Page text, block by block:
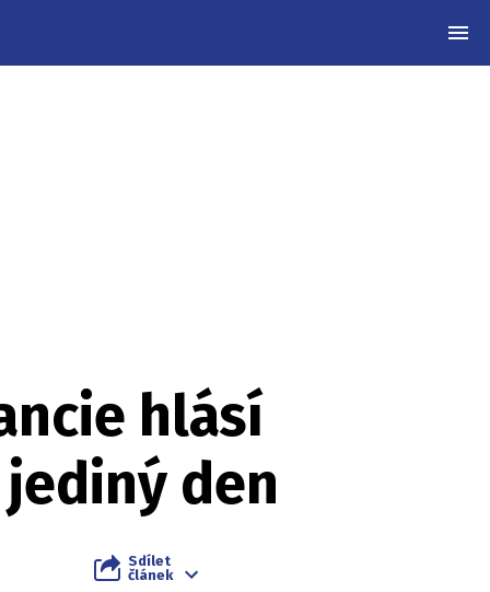
hlásí
den
Sdílet
článek